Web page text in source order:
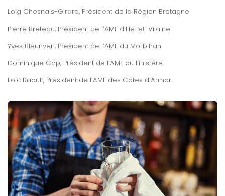
Loïg Chesnais-Girard, Président de la Région Bretagne
Pierre Breteau, Président de l’AMF d’Ille-et-Vilaine
Yves Bleunven, Président de l’AMF du Morbihan
Dominique Cap, Président de l’AMF du Finistère
Loïc Raoult, Président de l’AMF des Côtes d’Armor